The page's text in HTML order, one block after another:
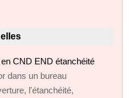
CND END étanchéité
dans un bureau
l'étanchéité,